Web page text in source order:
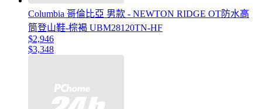
Columbia 哥倫比亞 男款 - NEWTON RIDGE OT防水高
筒登山鞋-棕褐 UBM28120TN-HF
$2,946
$3,348